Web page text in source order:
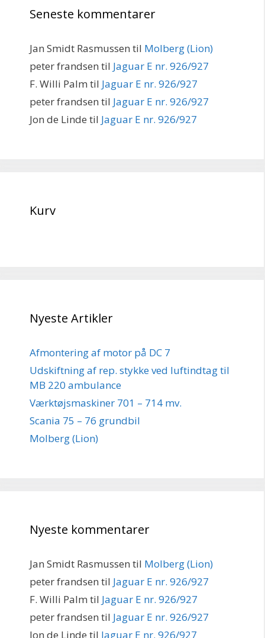
Seneste kommentarer
Jan Smidt Rasmussen til Molberg (Lion)
peter frandsen til Jaguar E nr. 926/927
F. Willi Palm til Jaguar E nr. 926/927
peter frandsen til Jaguar E nr. 926/927
Jon de Linde til Jaguar E nr. 926/927
Kurv
Nyeste Artikler
Afmontering af motor på DC 7
Udskiftning af rep. stykke ved luftindtag til
MB 220 ambulance
Værktøjsmaskiner 701 – 714 mv.
Scania 75 – 76 grundbil
Molberg (Lion)
Nyeste kommentarer
Jan Smidt Rasmussen til Molberg (Lion)
peter frandsen til Jaguar E nr. 926/927
F. Willi Palm til Jaguar E nr. 926/927
peter frandsen til Jaguar E nr. 926/927
Jon de Linde til Jaguar E nr. 926/927